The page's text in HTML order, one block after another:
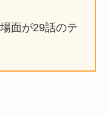
面が29話のテ